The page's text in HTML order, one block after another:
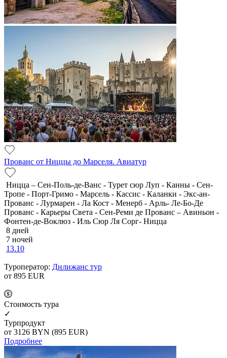
Прованс от Ниццы до Марселя. Авиатур
Ницца – Сен-Поль-де-Ванс - Турет сюр Луп - Канны - Сен-
Тропе - Порт-Гримо - Марсель - Кассис - Каланки - Экс-ан-
Прованс - Лурмарен - Ла Кост - Менерб - Арль- Ле-Бо-Де
Прованс - Карьеры Света - Сен-Реми де Прованс – Авиньон -
Фонтен-де-Воклюз - Иль Сюр Ля Сорг- Ницца
8 дней
7 ночей
13.10
Туроператор: Дилижанс тур
от 895 EUR
Cтоимость тура
✓
Турпродукт
от 3126 BYN (895 EUR)
Подробнее